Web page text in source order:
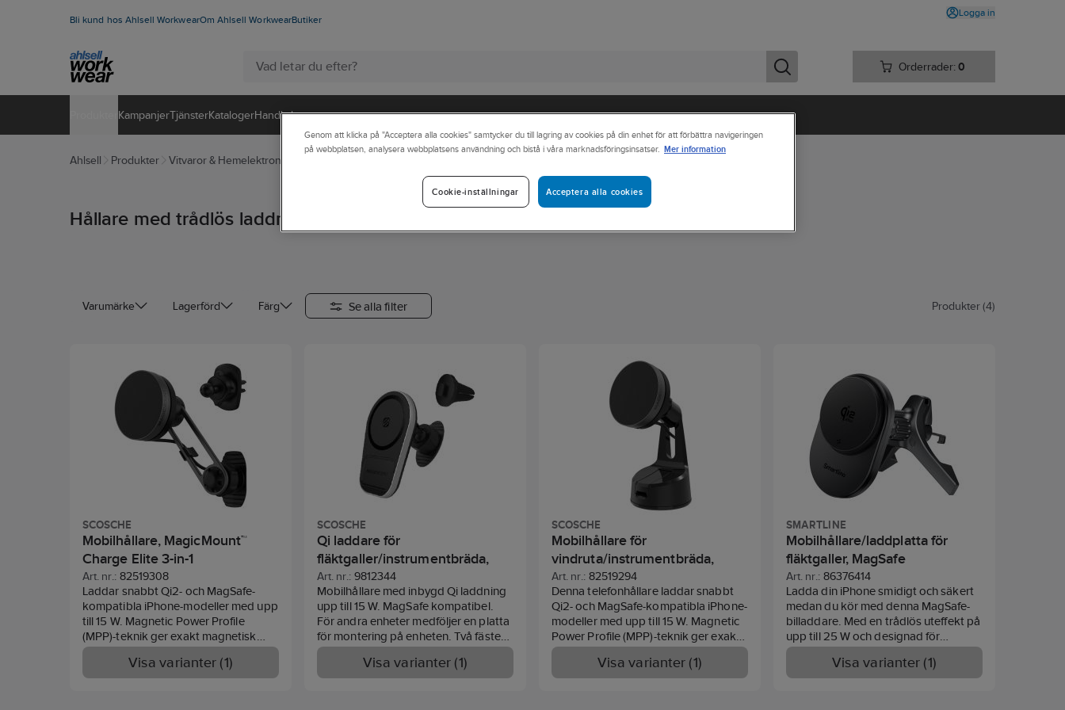
Bli kund hos Ahlsell WorkwearOm Ahlsell WorkwearButiker
Logga in
Orderrader: 0
KampanjerTjänsterKatalogerHandla hos oss
Ahlsell Produkter Vitvaror & Hemelektronik
Hållare med trådlös laddning
Varumärke Lagerförd Färg Se alla filter Produkter (4)
SCOSCHE
Mobilhållare, MagicMount™
Charge Elite 3-in-1
Art. nr.: 82519308
Laddar snabbt Qi2- och MagSafe-
kompatibla iPhone-modeller med upp
till 15 W. Magnetic Power Profile
(MPP)-teknik ger exakt magnetisk
justering för Qi2-enheter för
förbättrad energieffektivitet,
snabbare laddning och enkel
Visa varianter (1)
SCOSCHE
Qi laddare för
fläktgaller/instrumentbräda,
MagSafe, MagicMount™
Art. nr.: 9812344
Mobilhållare med inbygd Qi laddning
upp till 15 W. MagSafe kompatibel.
För andra enheter medföljer en platta
för montering på enheten. Två fästen
ingår så hållaren kan monteras i
fläktgaller eller med 3M fäste. 360°
justerbart huvud.
Visa varianter (1)
SCOSCHE
Mobilhållare för
vindruta/instrumentbräda,
MagicMount™ Charge Elite
Art. nr.: 82519294
Denna telefonhållare laddar snabbt
Qi2- och MagSafe-kompatibla iPhone-
modeller med upp till 15 W. Magnetic
Power Profile (MPP)-teknik ger exakt
magnetisk justering för Qi2-enheter
för förbättrad energieffektivitet,
snabbare laddning och enkel
Visa varianter (1)
SMARTLINE
Mobilhållare/laddplatta för
fläktgaller, MagSafe
Art. nr.: 86376414
Ladda din iPhone smidigt och säkert
medan du kör med denna MagSafe-
billaddare. Med en trådlös uteffekt på
upp till 25 W och designad för
ventilationsgaller med platta blad,
erbjuder den en stabil och snabb
laddningsupplevelse. Perfekt för
Visa varianter (1)
Genom att klicka på "Acceptera alla cookies" samtycker du till lagring av cookies på din enhet för att förbättra navigeringen
på webbplatsen, analysera webbplatsens användning och bistå i våra marknadsföringsinsatser. Mer information
Acceptera alla cookies
Cookie-inställningar